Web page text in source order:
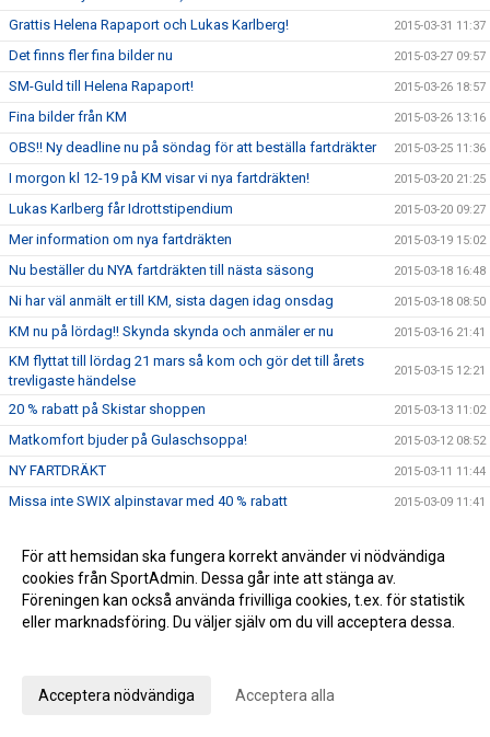
Grattis Helena Rapaport och Lukas Karlberg! 2015-03-31 11:37
Det finns fler fina bilder nu 2015-03-27 09:57
SM-Guld till Helena Rapaport! 2015-03-26 18:57
Fina bilder från KM 2015-03-26 13:16
OBS!! Ny deadline nu på söndag för att beställa fartdräkter 2015-03-25 11:36
I morgon kl 12-19 på KM visar vi nya fartdräkten! 2015-03-20 21:25
Lukas Karlberg får Idrottstipendium 2015-03-20 09:27
Mer information om nya fartdräkten 2015-03-19 15:02
Nu beställer du NYA fartdräkten till nästa säsong 2015-03-18 16:48
Ni har väl anmält er till KM, sista dagen idag onsdag 2015-03-18 08:50
KM nu på lördag!! Skynda skynda och anmäler er nu 2015-03-16 21:41
KM flyttat till lördag 21 mars så kom och gör det till årets
trevligaste händelse
2015-03-15 12:21
20 % rabatt på Skistar shoppen 2015-03-13 11:02
Matkomfort bjuder på Gulaschsoppa! 2015-03-12 08:52
NY FARTDRÄKT 2015-03-11 11:44
Missa inte SWIX alpinstavar med 40 % rabatt 2015-03-09 11:41
SWIX stavar -40% 2015-03-06 10:08
Inbjudan till U10 tävlingen King of the Hill den 15 mars 2015 2015-02-27 16:16
Helena Rapaport uttagen till junior-VM 2015-02-25 16:56
Vallaboxar från Swix
För att hemsidan ska fungera korrekt använder vi nödvändiga
cookies från SportAdmin. Dessa går inte att stänga av.
Föreningen kan också använda frivilliga cookies, t.ex. för statistik
eller marknadsföring. Du väljer själv om du vill acceptera dessa.
Acceptera nödvändiga Acceptera alla